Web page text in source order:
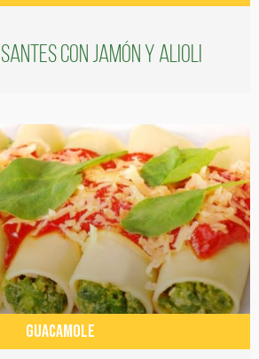
con jamón y alioli
GUACAMOLE